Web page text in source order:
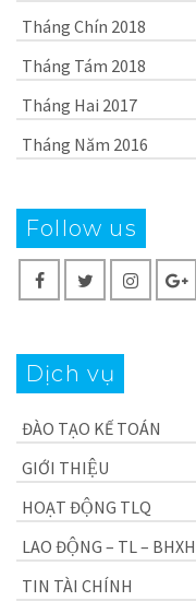
Tháng Chín 2018
Tháng Tám 2018
Tháng Hai 2017
Tháng Năm 2016
Follow us
Dịch vụ
ĐÀO TẠO KẾ TOÁN
GIỚI THIỆU
HOẠT ĐỘNG TLQ
LAO ĐỘNG – TL – BHXH
TIN TÀI CHÍNH